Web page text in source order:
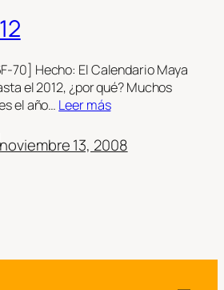
70] Hecho: El Calendario Maya
el 2012, ¿por qué? Muchos
el año… Leer más
noviembre 13, 2008